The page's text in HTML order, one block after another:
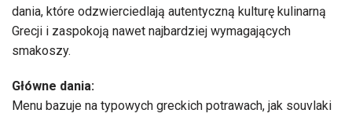
dania, które odzwierciedlają autentyczną kulturę kulinarną
Grecji i zaspokoją nawet najbardziej wymagających
smakoszy.
Główne dania:
Menu bazuje na typowych greckich potrawach, jak souvlaki